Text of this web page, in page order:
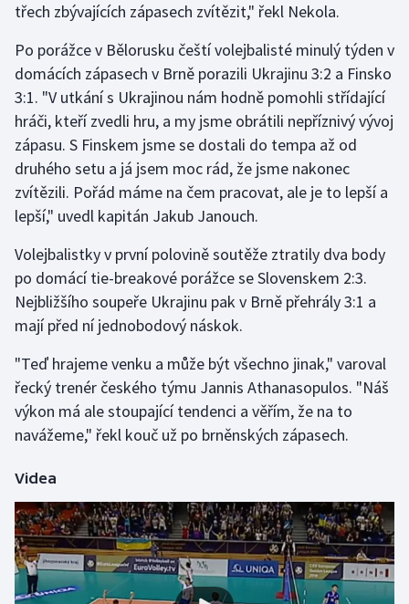
Judo
Krasobruslení
Lezení
Lyže a snowboard
Moderní pětiboj
Motorsport
Olympijské hry
Parasport
Plavání
Plážový volejbal
Ragby
Rychlobruslení
třech zbývajících zápasech zvítězit," řekl Nekola.
Po porážce v Bělorusku čeští volejbalisté minulý týden v
domácích zápasech v Brně porazili Ukrajinu 3:2 a Finsko
3:1. "V utkání s Ukrajinou nám hodně pomohli střídající
hráči, kteří zvedli hru, a my jsme obrátili nepříznivý vývoj
zápasu. S Finskem jsme se dostali do tempa až od
druhého setu a já jsem moc rád, že jsme nakonec
zvítězili. Pořád máme na čem pracovat, ale je to lepší a
lepší," uvedl kapitán Jakub Janouch.
Volejbalistky v první polovině soutěže ztratily dva body
po domácí tie-breakové porážce se Slovenskem 2:3.
Nejbližšího soupeře Ukrajinu pak v Brně přehrály 3:1 a
mají před ní jednobodový náskok.
"Teď hrajeme venku a může být všechno jinak," varoval
řecký trenér českého týmu Jannis Athanasopulos. "Náš
výkon má ale stoupající tendenci a věřím, že na to
navážeme," řekl kouč už po brněnských zápasech.
Videa